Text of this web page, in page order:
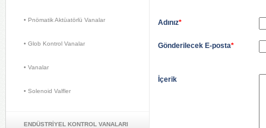
• Pnömatik Aktüatörlü Vanalar
• Glob Kontrol Vanalar
• Vanalar
• Solenoid Valfler
ENDÜSTRİYEL KONTROL VANALARI
Adınız*
Gönderilecek E-posta*
İçerik